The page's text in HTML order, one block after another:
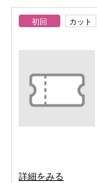
初回 カット
詳細をみる